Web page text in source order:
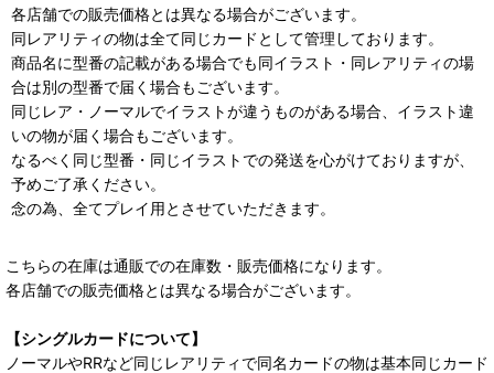
各店舗での販売価格とは異なる場合がございます。
同レアリティの物は全て同じカードとして管理しております。
商品名に型番の記載がある場合でも同イラスト・同レアリティの場
合は別の型番で届く場合もございます。
同じレア・ノーマルでイラストが違うものがある場合、イラスト違
いの物が届く場合もございます。
なるべく同じ型番・同じイラストでの発送を心がけておりますが、
予めご了承ください。
念の為、全てプレイ用とさせていただきます。
こちらの在庫は通販での在庫数・販売価格になります。
各店舗での販売価格とは異なる場合がございます。
【シングルカードについて】
ノーマルやRRなど同じレアリティで同名カードの物は基本同じカード